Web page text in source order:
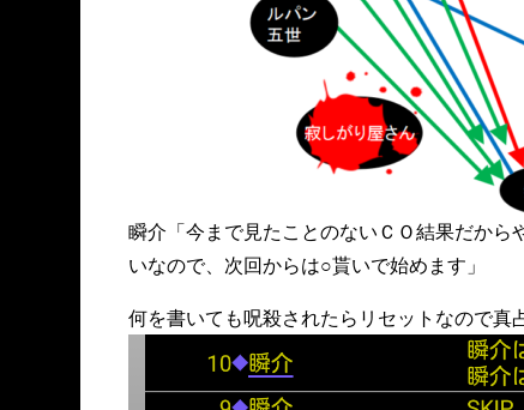
瞬介「今まで見たことのないＣＯ結果だから
いなので、次回からは○貰いで始めます」
何を書いても呪殺されたらリセットなので真